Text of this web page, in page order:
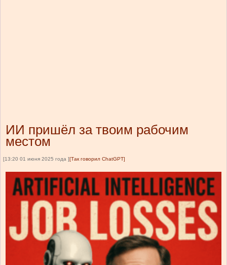
ИИ пришёл за твоим рабочим
местом
[13:20 01 июня 2025 года ] [Так говорил ChatGPT]